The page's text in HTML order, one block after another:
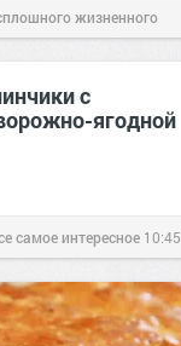
жизненного
2024
с
ягодной
самое интересное 10:45